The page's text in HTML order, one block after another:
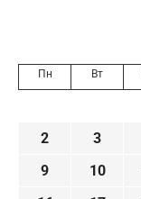
Пн Вт
2
3
9
10